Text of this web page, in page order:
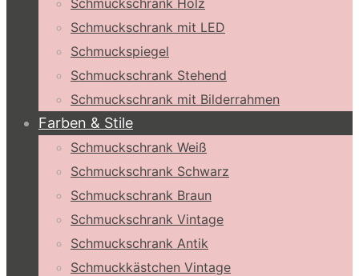
Schmuckschrank Holz
Schmuckschrank mit LED
Schmuckspiegel
Schmuckschrank Stehend
Schmuckschrank mit Bilderrahmen
Farben & Stile
Schmuckschrank Weiß
Schmuckschrank Schwarz
Schmuckschrank Braun
Schmuckschrank Vintage
Schmuckschrank Antik
Schmuckkästchen Vintage